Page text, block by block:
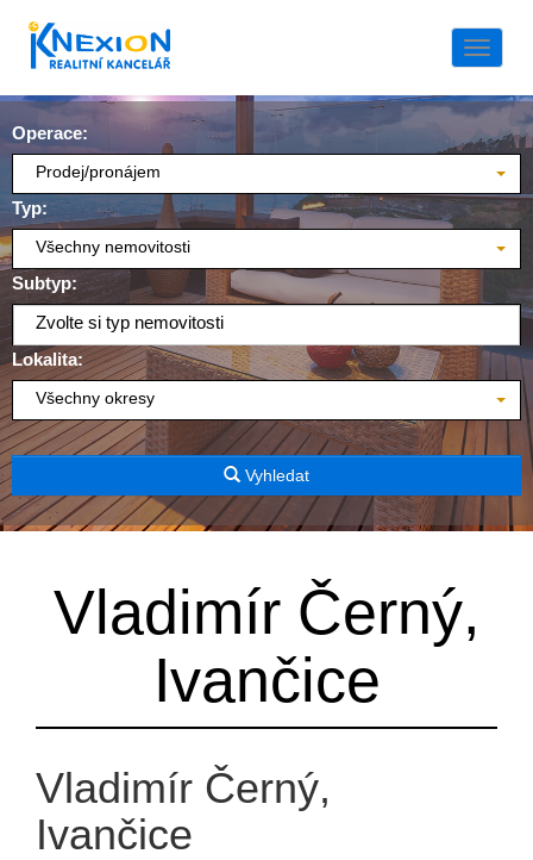
Operace:
Prodej/pronájem
Typ:
Všechny nemovitosti
Subtyp:
Zvolte si typ nemovitosti
Lokalita:
Všechny okresy
Vyhledat
Vladimír Černý,
Ivančice
Vladimír Černý,
Ivančice